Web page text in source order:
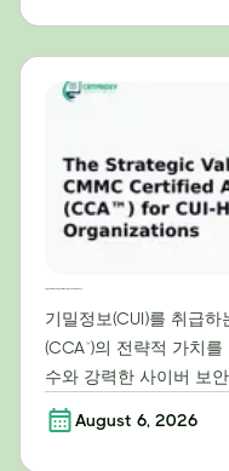
기밀정보(CUI)를 취급
(CCA™)의 전략적 가치
수와 강력한 사이버 보
August 6, 2026